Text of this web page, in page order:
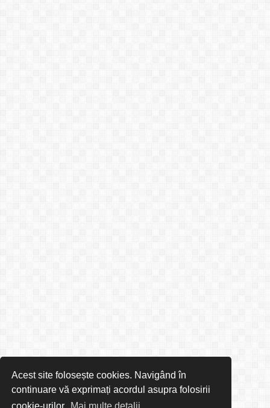
Acest site folosește cookies. Navigând în
continuare vă exprimați acordul asupra folosirii